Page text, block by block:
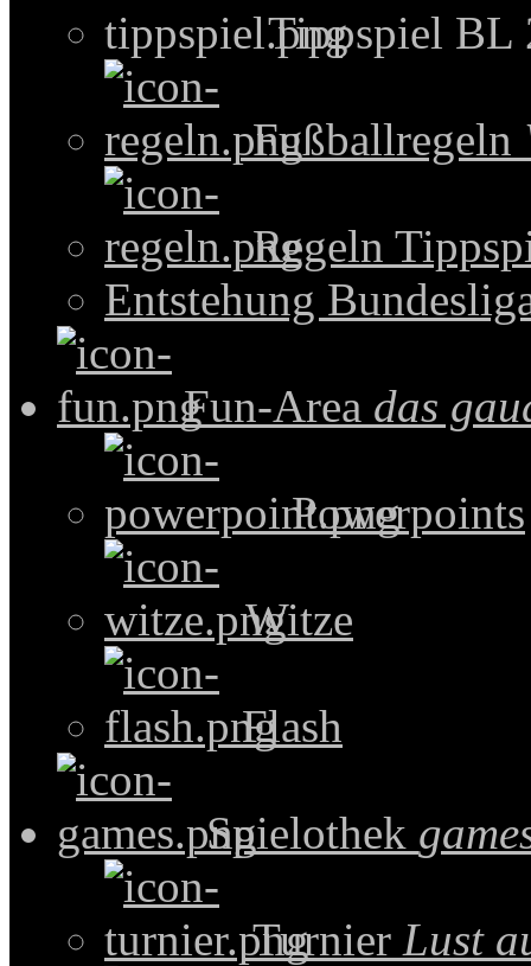
Tippspiel BL
Fußballregeln
Regeln
Entstehung
Fun-Area das
Powerpoints
Witze
Flash
Spielothek
Turnier Lust